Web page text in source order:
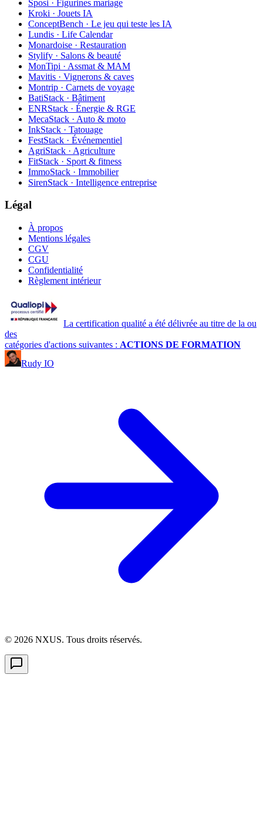
Sposi · Figurines mariage
Kroki · Jouets IA
ConceptBench · Le jeu qui teste les IA
Lundis · Life Calendar
Monardoise · Restauration
Stylify · Salons & beauté
MonTipi · Assmat & MAM
Mavitis · Vignerons & caves
Montrip · Carnets de voyage
BatiStack · Bâtiment
ENRStack · Énergie & RGE
MecaStack · Auto & moto
InkStack · Tatouage
FestStack · Événementiel
AgriStack · Agriculture
FitStack · Sport & fitness
ImmoStack · Immobilier
SirenStack · Intelligence entreprise
Légal
À propos
Mentions légales
CGV
CGU
Confidentialité
Règlement intérieur
La certification qualité a été délivrée au titre de la ou
des
catégories d'actions suivantes : ACTIONS DE FORMATION
Rudy IO
© 2026 NXUS. Tous droits réservés.